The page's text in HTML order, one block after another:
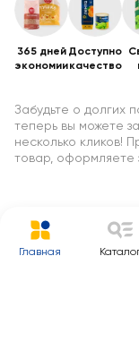
365 дней
экономии
Доступное
качество
Забудьте о долгих
теперь вы можете
несколько кликов!
товар, оформляете
прямо туда, где они
Переход на
Главная